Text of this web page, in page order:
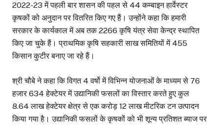
2022-23 में पहली बार शासन की पहल से 44 कम्बाइन हार्वेस्टर
कृषकों को अनुदान पर वितरित किए गए हैं। उन्होंने कहा कि हमारी
सरकार के कार्यकाल में अब तक 2266 कृषि यंत्र सेवा केन्द्र स्थापित
किए जा चुके हैं। प्राथमिक कृषि सहकारी साख समितियों में 455
किसान कुटीर बनाए जा रहे हैं।
श्री चौबे ने कहा कि विगत 4 वर्षो में विभिन्न योजनाओं के माध्यम से 76
हजार 634 हेक्टेयर में उद्यानिकी फसलों का विस्तार करते हुए कुल
8.64 लाख हेक्टेयर क्षेत्र से एक करोड़ 12 लाख मीटरिक टन उत्पादन
किया गया है। उद्यानिकी फसलों के कृषकों को भी शून्य प्रतिशत ब्याज पर